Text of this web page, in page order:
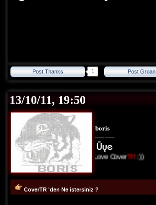
Post Thanks 1 Post Groan
13/10/11, 19:50
boris
I Love CoverTR:))
CoverTR 'den Ne istersiniz ?